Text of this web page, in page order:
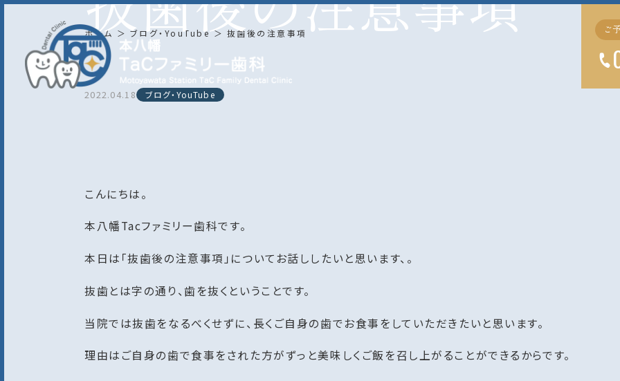
ご
ホーム ブログ・YouTube 抜歯後の注意事項
2022.04.18 ブログ・YouTube
こんにちは。
本八幡Tacファミリー歯科です。
本日は「抜歯後の注意事項」についてお話ししたいと思います、。
抜歯とは字の通り、歯を抜くということです。
当院では抜歯をなるべくせずに、長くご自身の歯でお食事をしていただきたいと思います。
理由はご自身の歯で食事をされた方がずっと美味しくご飯を召し上がることができるからです。